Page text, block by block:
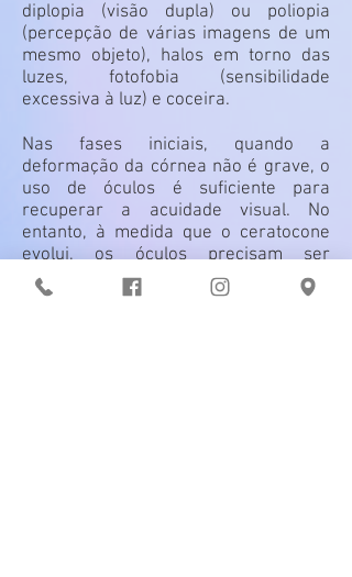
diplopia (visão dupla) ou poliopia
(percepção de várias imagens de um
mesmo objeto), halos em torno das
luzes, fotofobia (sensibilidade
excessiva à luz) e coceira.
Nas fases iniciais, quando a
deformação da córnea não é grave, o
uso de óculos é suficiente para
recuperar a acuidade visual. No
entanto, à medida que o ceratocone
evolui, os óculos precisam ser
substituídos por lentes de contato, que
ajudam a ajustar a superfície anterior